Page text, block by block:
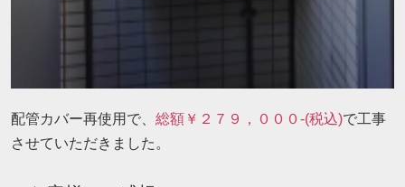
配管カバー再使用で、 総額￥２７９，０００-(税込)で工事
させていただきました。